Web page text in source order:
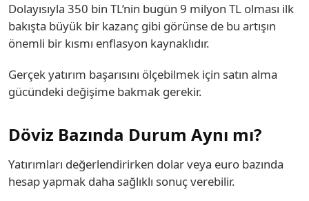
Dolayısıyla 350 bin TL’nin bugün 9 milyon TL olması ilk
bakışta büyük bir kazanç gibi görünse de bu artışın
önemli bir kısmı enflasyon kaynaklıdır.
Gerçek yatırım başarısını ölçebilmek için satın alma
gücündeki değişime bakmak gerekir.
Döviz Bazında Durum Aynı mı?
Yatırımları değerlendirirken dolar veya euro bazında
hesap yapmak daha sağlıklı sonuç verebilir.